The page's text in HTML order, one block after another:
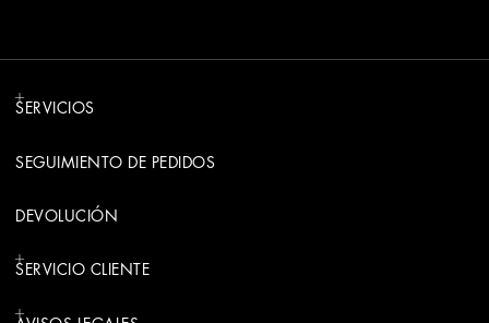
SERVICIOS
SEGUIMIENTO DE PEDIDOS
DEVOLUCIÓN
SERVICIO CLIENTE